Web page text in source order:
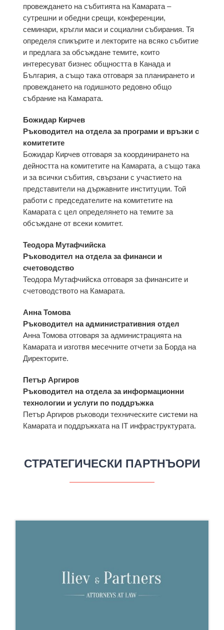
провеждането на събитията на Камарата –
сутрешни и обедни срещи, конференции,
семинари, кръгли маси и социални събирания. Тя
определя спикърите и лекторите на всяко събитие
и предлага за обсъждане темите, които
интересуват бизнес общността в Канада и
България, а също така отговаря за планирането и
провеждането на годишното редовно общо
събрание на Камарата.
Божидар Кирчев
Ръководител на отдела за програми и връзки с
комитетите
Божидар Кирчев отговаря за координирането на
дейността на комитетите на Камарата, а също така
и за всички събития, свързани с участието на
представители на държавните институции. Той
работи с председателите на комитетите на
Камарата с цел определянето на темите за
обсъждане от всеки комитет.
Теодора Мутафчийска
Ръководител на отдела за финанси и
счетоводство
Теодора Мутафчийска отговаря за финансите и
счетоводството на Камарата.
Анна Томова
Ръководител на административния отдел
Анна Томова отговаря за администрацията на
Камарата и изготвя месечните отчети за Борда на
Директорите.
Петър Аргиров
Ръководител на отдела за информационни
технологии и услуги по поддръжка
Петър Аргиров ръководи техническите системи на
Камарата и поддръжката на IT инфраструктурата.
СТРАТЕГИЧЕСКИ ПАРТНЪОРИ